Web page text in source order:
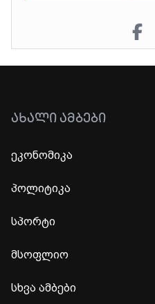
ᲐᲮᲐᲚᲘ ᲐᲛᲑᲔᲑᲘ
ეკონომიკა
პოლიტიკა
სპორტი
მსოფლიო
სხვა ამბები